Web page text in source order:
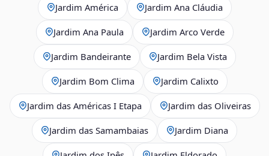
Jardim América Jardim Ana Cláudia
Jardim Ana Paula Jardim Arco Verde
Jardim Bandeirante Jardim Bela Vista
Jardim Bom Clima Jardim Calixto
Jardim das Américas I Etapa Jardim das Oliveiras
Jardim das Samambaias Jardim Diana